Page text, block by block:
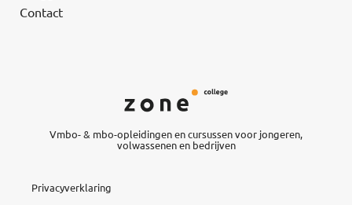
Contact
Vmbo- & mbo-opleidingen en cursussen voor jongeren,
volwassenen en bedrijven
Privacyverklaring